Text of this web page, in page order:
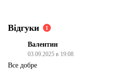
Відгуки 1
Валентин
03.09.2025 в 19:08
Все добре